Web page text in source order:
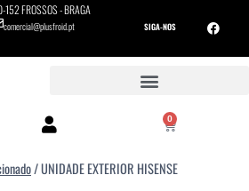
FROSSOS - BRAGA
comercial@plusfroid.pt SIGA-NOS
0
/UNIDADE EXTERIOR HISENSE